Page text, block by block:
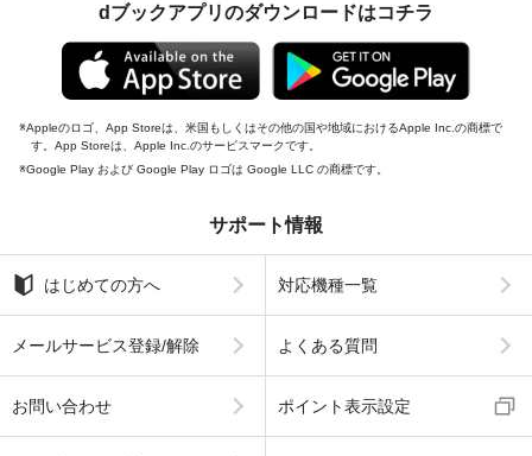
dブックアプリのダウンロードはコチラ
Appleのロゴ、App Storeは、米国もしくはその他の国や地域におけるApple Inc.の商標で
す。App Storeは、Apple Inc.のサービスマークです。
Google Play および Google Play ロゴは Google LLC の商標です。
サポート情報
はじめての方へ 対応機種一覧
メールサービス登録/解除 よくある質問
お問い合わせ ポイント表示設定